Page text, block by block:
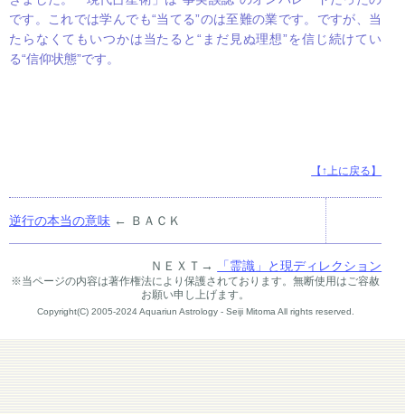
です。これでは学んでも“当てる”のは至難の業です。ですが、当
たらなくてもいつかは当たると“まだ見ぬ理想”を信じ続けてい
る“信仰状態”です。
【↑上に戻る】
逆行の本当の意味 ← ＢＡＣＫ
ＮＥＸＴ→ 「霊識」と現ディレクション
※当ページの内容は著作権法により保護されております。無断使用はご容赦
お願い申し上げます。
Copyright(C) 2005-2024 Aquariun Astrology - Seiji Mitoma All rights reserved.